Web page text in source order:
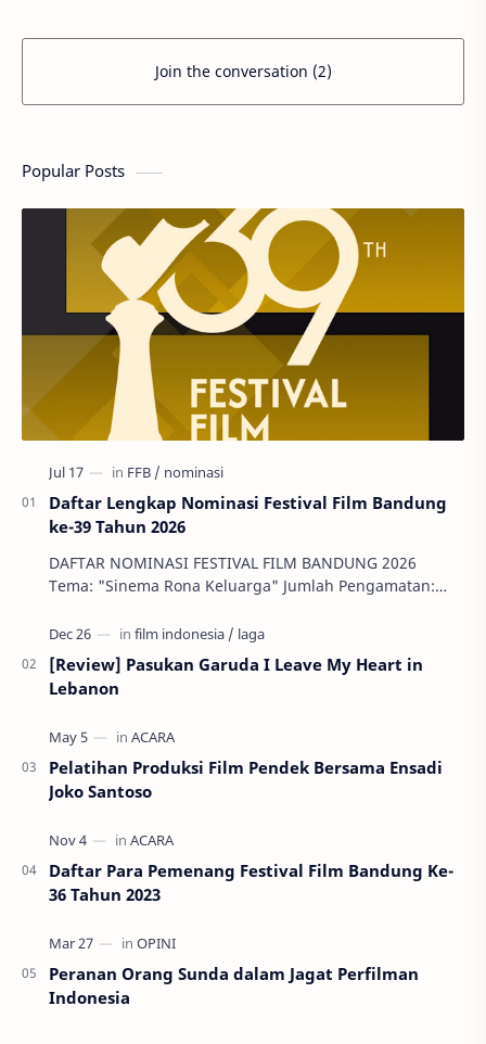
Join the conversation (2)
Popular Posts
Daftar Lengkap Nominasi Festival Film Bandung
ke-39 Tahun 2026
DAFTAR NOMINASI FESTIVAL FILM BANDUNG 2026
Tema: "Sinema Rona Keluarga" Jumlah Pengamatan:
[Review] Pasukan Garuda I Leave My Heart in
Lebanon
Pelatihan Produksi Film Pendek Bersama Ensadi
Joko Santoso
Daftar Para Pemenang Festival Film Bandung Ke-
36 Tahun 2023
Peranan Orang Sunda dalam Jagat Perfilman
Indonesia